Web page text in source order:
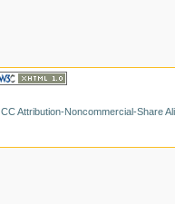
CC Attribution-Noncommercial-Share